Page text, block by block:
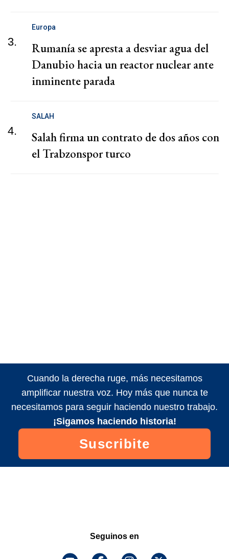
3.
Europa
Rumanía se apresta a desviar agua del
Danubio hacia un reactor nuclear ante
inminente parada
4.
SALAH
Salah firma un contrato de dos años con
el Trabzonspor turco
Cuando la derecha ruge, más necesitamos
amplificar nuestra voz. Hoy más que nunca te
necesitamos para seguir haciendo nuestro trabajo.
¡Sigamos haciendo historia!
Suscribite
Seguinos en